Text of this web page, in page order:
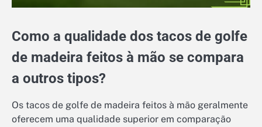
Como a qualidade dos tacos de golfe
de madeira feitos à mão se compara
a outros tipos?
Os tacos de golfe de madeira feitos à mão geralmente
oferecem uma qualidade superior em comparação